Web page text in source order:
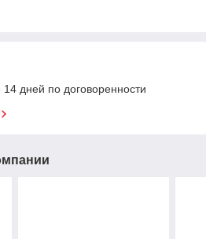
14 дней по договоренности